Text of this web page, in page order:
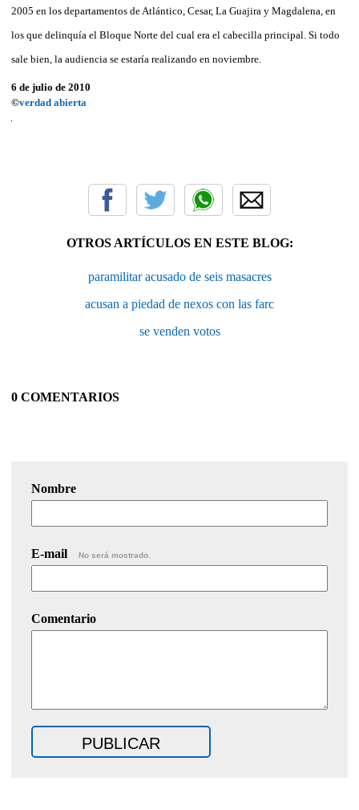
2005 en los departamentos de Atlántico, Cesar, La Guajira y Magdalena, en
los que delinquía el Bloque Norte del cual era el cabecilla principal. Si todo
sale bien, la audiencia se estaría realizando en noviembre.
6 de julio de 2010
©verdad abierta
OTROS ARTÍCULOS EN ESTE BLOG:
paramilitar acusado de seis masacres
acusan a piedad de nexos con las farc
se venden votos
0 COMENTARIOS
Nombre
E-mail No será mostrado.
Comentario